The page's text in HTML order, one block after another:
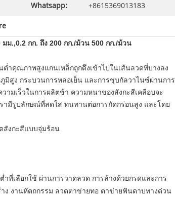
Whatsapp: +8615369013183
ม.,0.2 กก. ถึง 200 กก./ม้วน 500 กก./ม้วน
ต่ำคุณภาพสูงแกนเหล็กถูกดึงเข้าไปในเส้นลวดที่บางลง
สูง กระบวนการหล่อเย็น และการชุบกัลวาไนซ์ผ่านการ
มเร็วในการผลิตช้า ความหนาของสังกะสีเคลือบจะ
ามีรูปลักษณ์ที่สดใส ทนทานต่อการกัดกร่อนสูง และโดย
สังกะสีแบบจุ่มร้อน
ำที่เลือกใช้ ผ่านการวาดลวด การล้างด้วยกรดและการ
งานหัตถกรรม ลวดตาข่ายทอ ตาข่ายฟันดาบทางด่วน